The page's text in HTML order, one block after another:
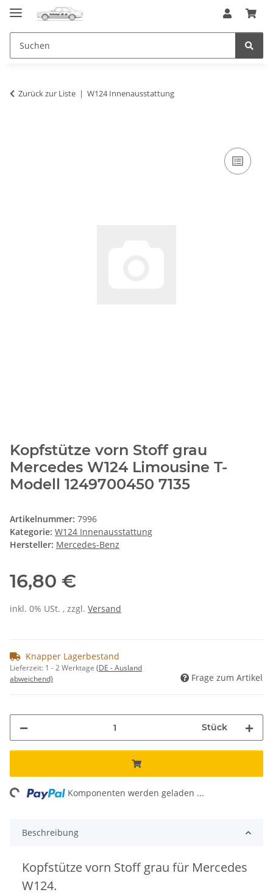
Zurück zur Liste W124 Innenausstattung
Kopfstütze vorn Stoff grau
Mercedes W124 Limousine T-
Modell 1249700450 7135
Artikelnummer: 7996
Kategorie: W124 Innenausstattung
Hersteller: Mercedes-Benz
16,80 €
inkl. 0% USt. , zzgl. Versand
Knapper Lagerbestand
Lieferzeit: 1 - 2 Werktage (DE - Ausland
abweichend)
Frage zum Artikel
Stück
Komponenten werden geladen ...
Beschreibung
Kopfstütze vorn Stoff grau für Mercedes
W124.